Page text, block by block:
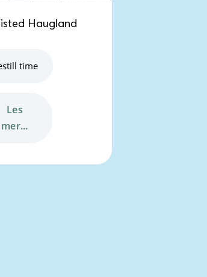
Haugland
time
les
mer...